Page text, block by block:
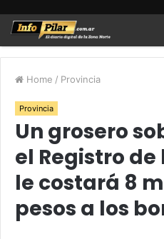
Home / Provincia
Provincia
Un grosero
el Registro
le costará 8
pesos a los